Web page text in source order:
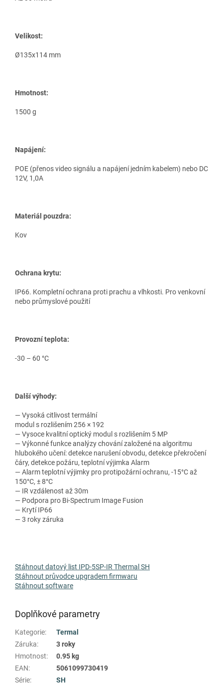
Velikost:
Ø135x114 mm
Hmotnost:
1500 g
Napájení:
POE (přenos video signálu a napájení jedním kabelem) nebo DC
12V, 1,0A
Materiál pouzdra:
Kov
Ochrana krytu:
IP66. Kompletní ochrana proti prachu a vlhkosti. Pro venkovní
nebo průmyslové použití
Provozní teplota:
-30 – 60 °C
Další výhody:
— Vysoká citlivost termální
modul s rozlišením 256 × 192
— Vysoce kvalitní optický modul s rozlišením 5 MP
— Výkonné funkce analýzy chování založené na algoritmu
hlubokého učení: detekce narušení obvodu, detekce překročení
čáry, detekce požáru, teplotní výjimka Alarm
— Alarm teplotní výjimky pro protipožární ochranu, -15°C až
150°C, ± 8°C
— IR vzdálenost až 30m
— Podpora pro Bi-Spectrum Image Fusion
— Krytí IP66
— 3 roky záruka
Stáhnout datový list IPD-5SP-IR Thermal SH
Stáhnout průvodce upgradem firmwaru
Stáhnout software
Doplňkové parametry
Kategorie:
Termal
Záruka:
3 roky
Hmotnost:
0.95 kg
EAN:
5061099730419
Série:
SH